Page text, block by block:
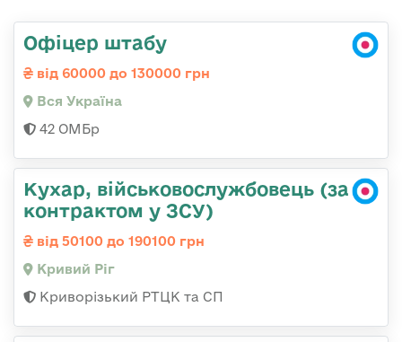
Офіцер штабу
від 60000 до 130000 грн
Вся Україна
42 ОМБр
Кухар, військовослужбовець (за
контрактом у ЗСУ)
від 50100 до 190100 грн
Кривий Ріг
Криворізький РТЦК та СП